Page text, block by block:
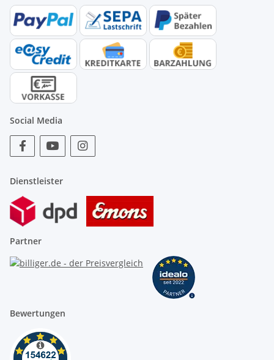
Social Media
Dienstleister
Partner
Bewertungen